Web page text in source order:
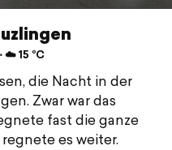
☁️ 15 °C
die Nacht in der
Zwar war das
fast die ganze
es weiter.